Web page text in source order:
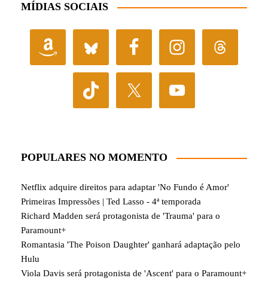
MÍDIAS SOCIAIS
POPULARES NO MOMENTO
Netflix adquire direitos para adaptar 'No Fundo é Amor'
Primeiras Impressões | Ted Lasso - 4ª temporada
Richard Madden será protagonista de 'Trauma' para o
Paramount+
Romantasia 'The Poison Daughter' ganhará adaptação pelo
Hulu
Viola Davis será protagonista de 'Ascent' para o Paramount+